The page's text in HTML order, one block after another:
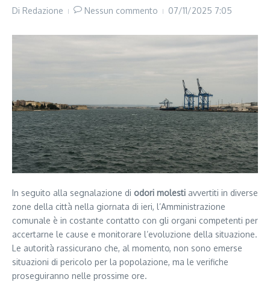
Di Redazione Nessun commento 07/11/2025 7:05
In seguito alla segnalazione di odori molesti avvertiti in diverse
zone della città nella giornata di ieri, l’Amministrazione
comunale è in costante contatto con gli organi competenti per
accertarne le cause e monitorare l’evoluzione della situazione.
Le autorità rassicurano che, al momento, non sono emerse
situazioni di pericolo per la popolazione, ma le verifiche
proseguiranno nelle prossime ore.